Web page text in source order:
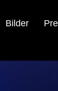
Bilder